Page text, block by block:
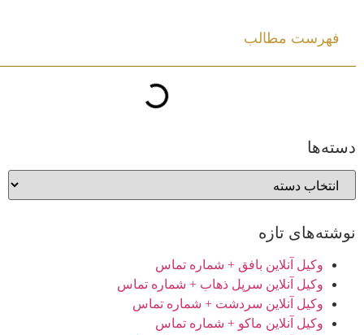
فهرست مطالب
دسته‌ها
نوشته‌های تازه
وکیل آنلاین بافق + شماره تماس
وکیل آنلاین سرپل ذهاب + شماره تماس
وکیل آنلاین سردشت + شماره تماس
وکیل آنلاین ماکو + شماره تماس